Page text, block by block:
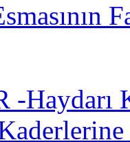
-Haydarı